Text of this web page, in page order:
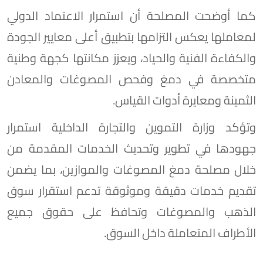
كما أوضحت المصلحة أن استمرار الاعتماد الدولي
لمعاملها يعكس التزامها بتطبيق أعلى معايير الجودة
والكفاءة الفنية والحياد، ويعزز مكانتها كجهة وطنية
متخصصة في دمغ وفحص المصوغات والمعادن
الثمينة ومعايرة أدوات القياس.
وتؤكد وزارة التموين والتجارة الداخلية استمرار
جهودها في تطوير وتحديث الخدمات المقدمة من
خلال مصلحة دمغ المصوغات والموازين، بما يضمن
تقديم خدمات دقيقة وموثوقة تدعم استقرار سوق
الذهب والمصوغات وتحافظ على حقوق جميع
الأطراف المتعاملة داخل السوق.